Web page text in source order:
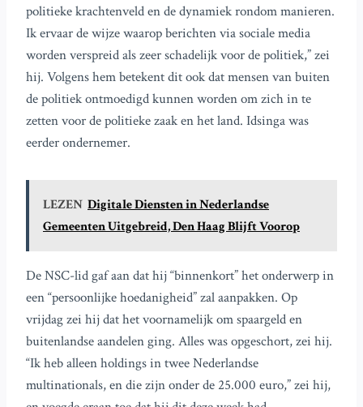
politieke krachtenveld en de dynamiek rondom manieren.
Ik ervaar de wijze waarop berichten via sociale media
worden verspreid als zeer schadelijk voor de politiek,” zei
hij. Volgens hem betekent dit ook dat mensen van buiten
de politiek ontmoedigd kunnen worden om zich in te
zetten voor de politieke zaak en het land. Idsinga was
eerder ondernemer.
LEZEN Digitale Diensten in Nederlandse
Gemeenten Uitgebreid, Den Haag Blijft Voorop
De NSC-lid gaf aan dat hij “binnenkort” het onderwerp in
een “persoonlijke hoedanigheid” zal aanpakken. Op
vrijdag zei hij dat het voornamelijk om spaargeld en
buitenlandse aandelen ging. Alles was opgeschort, zei hij.
“Ik heb alleen holdings in twee Nederlandse
multinationals, en die zijn onder de 25.000 euro,” zei hij,